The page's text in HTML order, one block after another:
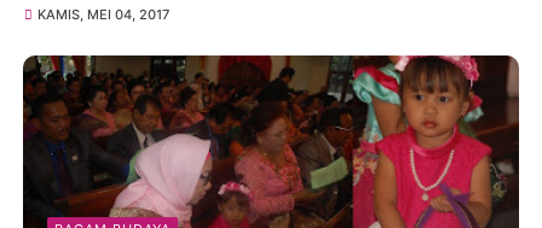
KAMIS, MEI 04, 2017